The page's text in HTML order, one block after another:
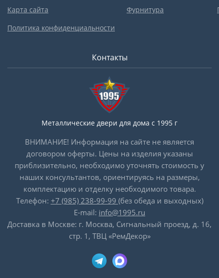
Карта сайта
Политика конфиденциальности
Фурнитура
Контакты
Металлические двери для дома с 1995 г
ВНИМАНИЕ! Информация на сайте не является
договором оферты. Цены на изделия указаны
приблизительно, необходимо уточнять стоимость у
наших консультантов, ориентируясь на размеры,
комплектацию и отделку необходимого товара.
Телефон: +7 (985) 238-99-99 (без обеда и выходных)
E-mail: info@1995.ru
Доставка в Москве: г. Москва, Сигнальный проезд, д. 16,
стр. 1, ТВЦ «РемДекор»